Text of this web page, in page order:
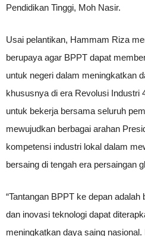
Pendidikan Tinggi, Moh Nasir.
Usai pelantikan, Hammam Riza
berupaya agar BPPT dapat
untuk negeri dalam meningkatkan
khususnya di era Revolusi Industri
untuk bekerja bersama seluruh
mewujudkan berbagai arahan
kompetensi industri lokal dalam
bersaing di tengah era persaingan
“Tantangan BPPT ke depan
dan inovasi teknologi dapat
meningkatkan daya saing